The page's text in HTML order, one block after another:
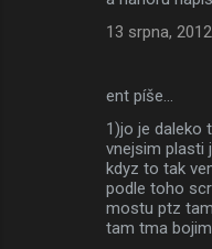
13 srpna,
ent píše…
1)jo je daleko
vnejsim plasti
kdyz to tak
podle toho
mostu ptz
tam tma